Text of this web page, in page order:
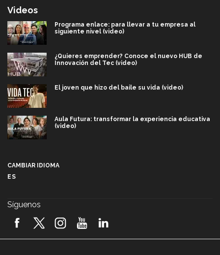
Videos
Programa enlace: para llevar a tu empresa al
siguiente nivel (video)
¿Quieres emprender? Conoce el nuevo HUB de
Innovación del Tec (video)
El joven que hizo del baile su vida (video)
Aula Futura: transformar la experiencia educativa
(video)
2026! (video)
CAMBIAR IDIOMA
ES
Síguenos